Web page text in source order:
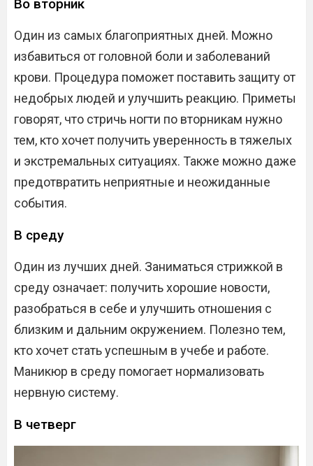
Во вторник
Один из самых благоприятных дней. Можно
избавиться от головной боли и заболеваний
крови. Процедура поможет поставить защиту от
недобрых людей и улучшить реакцию. Приметы
говорят, что стричь ногти по вторникам нужно
тем, кто хочет получить уверенность в тяжелых
и экстремальных ситуациях. Также можно даже
предотвратить неприятные и неожиданные
события.
В среду
Один из лучших дней. Заниматься стрижкой в
среду означает: получить хорошие новости,
разобраться в себе и улучшить отношения с
близким и дальним окружением. Полезно тем,
кто хочет стать успешным в учебе и работе.
Маникюр в среду помогает нормализовать
нервную систему.
В четверг